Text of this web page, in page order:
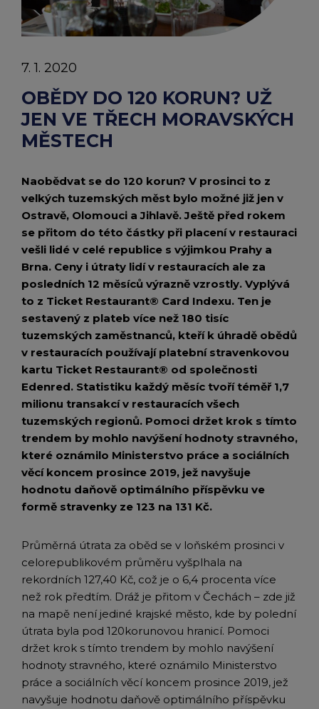
MĚSTECH
Tiskové
zprávy
Peněženka Edenred Benefits
Edenred Card FKSP
TANKARTA Benefit od Edenred
Edenred Benefits poukázky
Edenred Benefity Premium
Stravenkový portál
Qerko
Ostatní produkty
Edenred Čistý
Edenred Service
Kontakty
OBĚDY DO 120 KORUN? UŽ
JEN VE TŘECH MORAVSKÝCH
MĚSTECH
7. 1. 2020
Naobědvat se do 120 korun? V prosinci to z
velkých tuzemských měst bylo možné již jen v
Ostravě, Olomouci a Jihlavě. Ještě před rokem
se přitom do této částky při placení v restauraci
vešli lidé v celé republice s výjimkou Prahy a
Brna. Ceny i útraty lidí v restauracích ale za
posledních 12 měsíců výrazně vzrostly. Vyplývá
to z Ticket Restaurant® Card Indexu. Ten je
sestavený z plateb více než 180 tisíc
tuzemských zaměstnanců, kteří k úhradě obědů
v restauracích používají platební stravenkovou
kartu Ticket Restaurant® od společnosti
Edenred. Statistiku každý měsíc tvoří téměř 1,7
milionu transakcí v restauracích všech
tuzemských regionů. Pomoci držet krok s tímto
trendem by mohlo navýšení hodnoty stravného,
které oznámilo Ministerstvo práce a sociálních
věcí koncem prosince 2019, jež navyšuje
hodnotu daňově optimálního příspěvku ve
formě stravenky ze 123 na 131 Kč.
Průměrná útrata za oběd se v loňském prosinci v
celorepublikovém průměru vyšplhala na
rekordních 127,40 Kč, což je o 6,4 procenta více
než rok předtím. Dráž je přitom v Čechách – zde již
na mapě není jediné krajské město, kde by polední
útrata byla pod 120korunovou hranicí. Pomoci
držet krok s tímto trendem by mohlo navýšení
hodnoty stravného, které oznámilo Ministerstvo
práce a sociálních věcí koncem prosince 2019, jež
navyšuje hodnotu daňově optimálního příspěvku